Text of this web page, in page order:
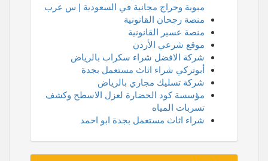
مبوبة وحراج مجانية في السعودية | س عرب
منصة رجحان القانونية
منصة عسير القانونية
موقع شرعي الأردن
شركة الافضل شراء سكراب بالرياض
أبوتركي شراء اثاث مستعمل بجدة
شركة تسليك مجاري بالرياض
مؤسسة كود الحضارة لعزل الاسطح وكشف
تسربات المياه
شراء اثاث مستعمل بجدة ابو احمد